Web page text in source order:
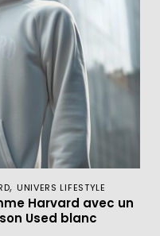
, UNIVERS LIFESTYLE
Harvard avec un
Used blanc